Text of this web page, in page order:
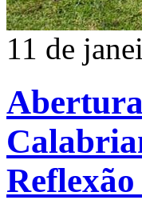
11 de